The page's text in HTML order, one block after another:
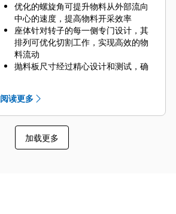
优化的螺旋角可提升物料从外部流向
中心的速度，提高物料开采效率
座体针对转子的每一侧专门设计，其
排列可优化切割工作，实现高效的物
料流动
抛料板尺寸经过精心设计和测试，确
转子设计可快速清除切削室中的物
料，减少拖动，提高机器的整体效率
和降低燃油消耗，从而减少部件磨损
阅读更多
加载更多